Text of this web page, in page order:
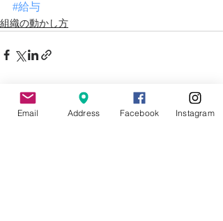
#給与
組織の動かし方
最新記事 すべて表示
Email Address Facebook Instagram